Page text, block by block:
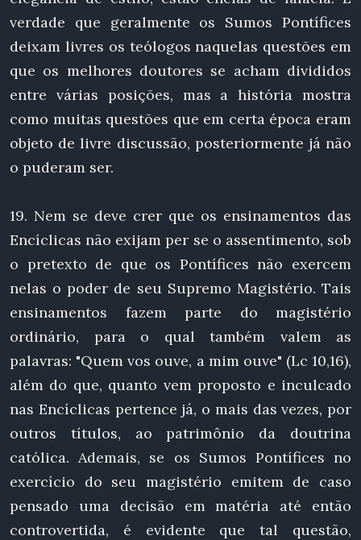
verdade que geralmente os Sumos Pontífices
deixam livres os teólogos naquelas questões em
que os melhores doutores se acham divididos
entre várias posições, mas a história mostra
como muitas questões que em certa época eram
objeto de livre discussão, posteriormente já não
o puderam ser.
19. Nem se deve crer que os ensinamentos das
Encíclicas não exijam per se o assentimento, sob
o pretexto de que os Pontífices não exercem
nelas o poder de seu Supremo Magistério. Tais
ensinamentos fazem parte do magistério
ordinário, para o qual também valem as
palavras: "Quem vos ouve, a mim ouve" (Lc 10,16),
além do que, quanto vem proposto e inculcado
nas Encíclicas pertence já, o mais das vezes, por
outros títulos, ao patrimônio da doutrina
católica. Ademais, se os Sumos Pontífices no
exercício do seu magistério emitem de caso
pensado uma decisão em matéria até então
controvertida, é evidente que tal questão,